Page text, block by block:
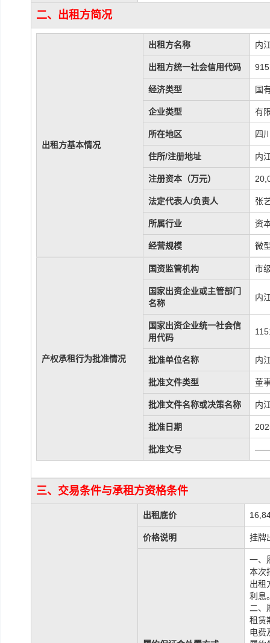
二、出租方简况
出租方基本情况
出租方名称 内
出租方统一社会信用代码
经济类型 国
企业类型 有
所在地区 四
住所/注册地址 内
注册资本（万元）
法定代表人/负责人 张
所属行业 资
经营规模 微
产权承租行为批准情况
国资监管机构 市
国家出资企业或主管部门
名称
内
国家出资企业统一社会信
用代码
批准单位名称 内
批准文件类型 董
批准文件名称或决策名称 内
批准日期
批准文号
三、交易条件与承租方资格条件
出租底价
价格说明 挂牌
一、
本次
出租
利息
二、
租赁
电费